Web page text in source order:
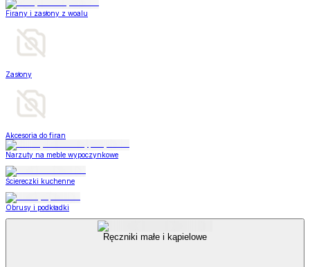
Firany i zasłony z woalu
Zasłony
Akcesoria do firan
Narzuty na meble wypoczynkowe
Ściereczki kuchenne
Obrusy i podkładki
Ręczniki małe i kąpielowe